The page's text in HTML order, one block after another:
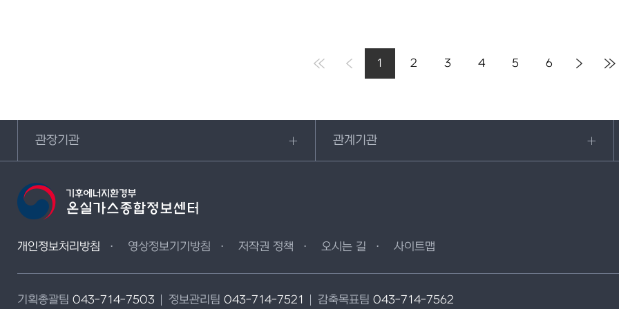
1 2 3 4 5 6
관장기관 관계기관
개인정보처리방침 영상정보기기방침 저작권 정책 오시는 길 사이트맵
기획총괄팀 043-714-7503 정보관리팀 043-714-7521 감축목표팀 043-714-7562